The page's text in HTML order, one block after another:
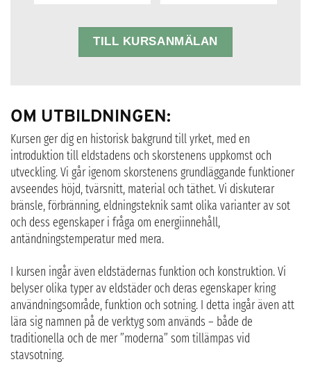
TILL KURSANMÄLAN
OM UTBILDNINGEN:
Kursen ger dig en historisk bakgrund till yrket, med en
introduktion till eldstadens och skorstenens uppkomst och
utveckling. Vi går igenom skorstenens grundläggande funktioner
avseendes höjd, tvärsnitt, material och täthet. Vi diskuterar
bränsle, förbränning, eldningsteknik samt olika varianter av sot
och dess egenskaper i fråga om energiinnehåll,
antändningstemperatur med mera.
I kursen ingår även eldstädernas funktion och konstruktion. Vi
belyser olika typer av eldstäder och deras egenskaper kring
användningsområde, funktion och sotning. I detta ingår även att
lära sig namnen på de verktyg som används – både de
traditionella och de mer ”moderna” som tillämpas vid
stavsotning.